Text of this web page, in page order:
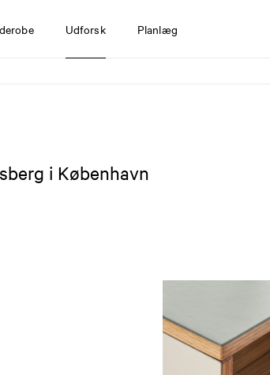
Udforsk Planlæg
i København